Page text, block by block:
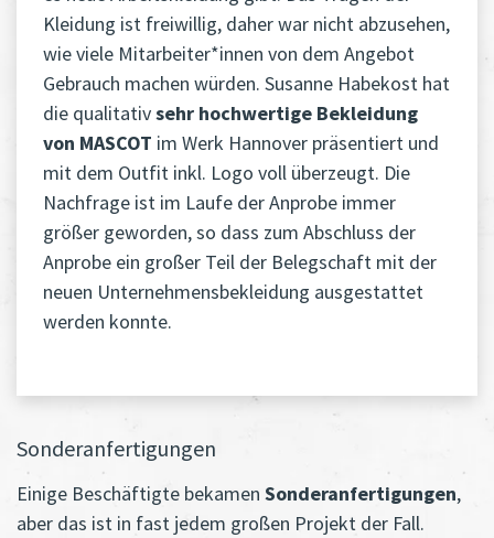
Kleidung ist freiwillig, daher war nicht abzusehen,
wie viele Mitarbeiter*innen von dem Angebot
Gebrauch machen würden. Susanne Habekost hat
die qualitativsehr hochwertige Bekleidung
von MASCOT im Werk Hannover präsentiert und
mit dem Outfit inkl. Logo voll überzeugt. Die
Nachfrage ist im Laufe der Anprobe immer
größer geworden, so dass zum Abschluss der
Anprobe ein großer Teil der Belegschaft mit der
neuen Unternehmensbekleidung ausgestattet
werden konnte.
Sonderanfertigungen
Einige Beschäftigte bekamen Sonderanfertigungen,
aber das ist in fast jedem großen Projekt der Fall.